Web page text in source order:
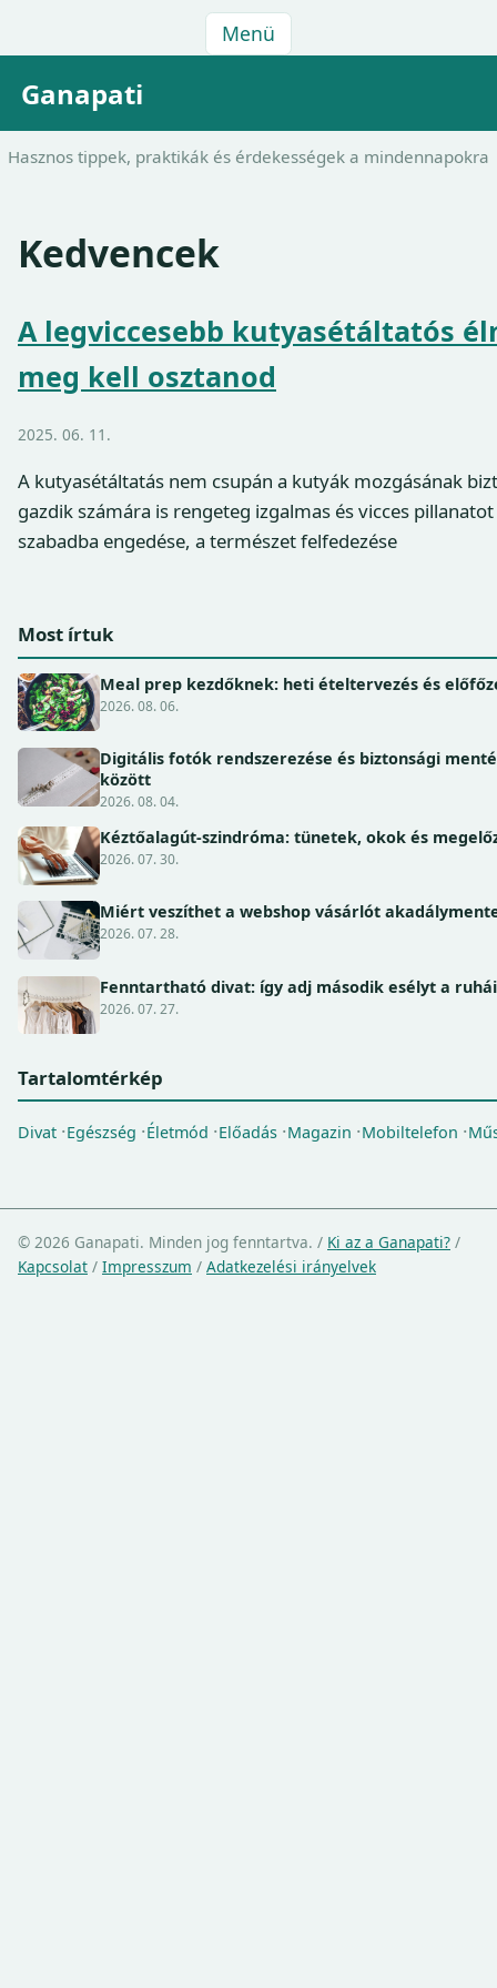
Menü
Ganapati
Hasznos tippek, praktikák és érdekességek a mindennapokra
Kedvencek
A legviccesebb kutyasétáltatós
meg kell osztanod
2025. 06. 11.
A kutyasétáltatás nem csupán a kutyák mozgásának
gazdik számára is rengeteg izgalmas és vicces
szabadba engedése, a természet felfedezése
Most írtuk
Meal prep kezdőknek: heti ételtervezés és
2026. 08. 06.
Digitális fotók rendszerezése és biztonsági
között
2026. 08. 04.
Kéztőalagút-szindróma: tünetek, okok és
2026. 07. 30.
Miért veszíthet a webshop vásárlót
2026. 07. 28.
Fenntartható divat: így adj második esélyt a
2026. 07. 27.
Tartalomtérkép
Divat Egészség Életmód Előadás Magazin Mobiltelefon
© 2026 Ganapati. Minden jog fenntartva. / Ki az a Ganapati? /
Kapcsolat / Impresszum / Adatkezelési irányelvek